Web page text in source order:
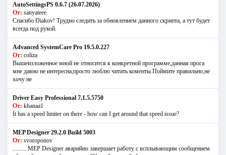
AutoSettingsPS 0.6.7 (26.07.2026)
От: sanyateee
Спасибо Diakov! Трудно следить за обновлением данного скрипта, а тут будет
всегда под рукой.
Advanced SystemCare Pro 19.5.0.227
От: coliza
Вышеизложенное мной не относится к конкретной программе,данная прога
мне давно не интересна,просто люблю читать коменты.Поймите правильно,не
хочу не
Driver Easy Professional 7.1.5.5750
От: khanaa1
It has a speed limiter on there - how can I get around that speed issue?
MEP Designer 29.2.0 Build 5003
От: svoroponov
..........MEP Designer аварийно завершает работу с всплывающим сообщением